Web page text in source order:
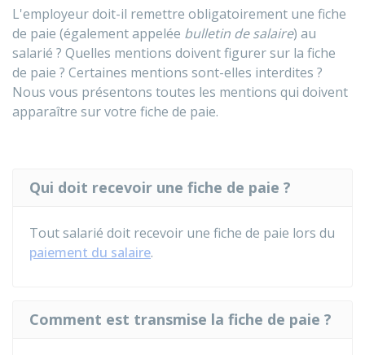
L'employeur doit-il remettre obligatoirement une fiche
de paie (également appelée bulletin de salaire) au
salarié ? Quelles mentions doivent figurer sur la fiche
de paie ? Certaines mentions sont-elles interdites ?
Nous vous présentons toutes les mentions qui doivent
apparaître sur votre fiche de paie.
Qui doit recevoir une fiche de paie ?
Tout salarié doit recevoir une fiche de paie lors du
paiement du salaire.
Comment est transmise la fiche de paie ?